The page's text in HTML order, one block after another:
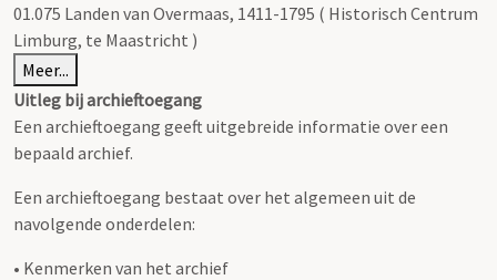
01.075 Landen van Overmaas, 1411-1795 ( Historisch Centrum
Limburg, te Maastricht )
Meer...
Uitleg bij archieftoegang
Een archieftoegang geeft uitgebreide informatie over een
bepaald archief.
Een archieftoegang bestaat over het algemeen uit de
navolgende onderdelen:
• Kenmerken van het archief